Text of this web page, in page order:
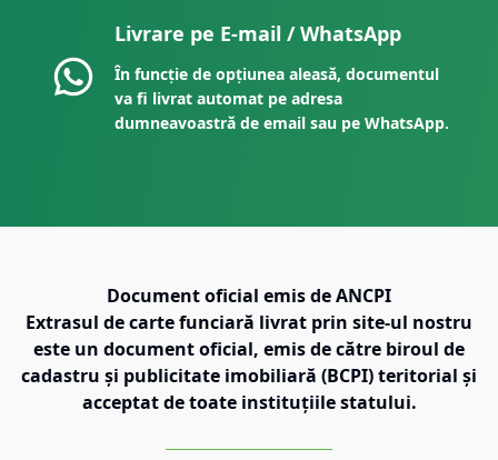
Livrare pe E-mail / WhatsApp
În funcție de opțiunea aleasă, documentul
va fi livrat automat pe adresa
dumneavoastră de email sau pe WhatsApp.
Document oficial emis de ANCPI
Extrasul de carte funciară livrat prin site-ul nostru
este un document oficial, emis de către biroul de
cadastru și publicitate imobiliară (BCPI) teritorial și
acceptat de toate instituțiile statului.